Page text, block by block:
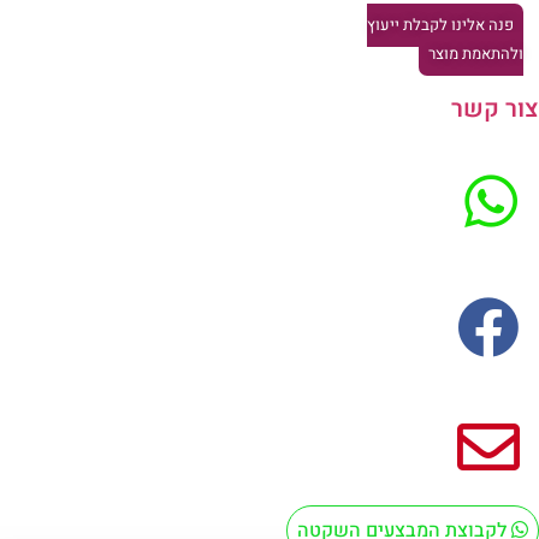
פנה אלינו לקבלת ייעוץ
מוצר
קשר
לקבוצת המבצעים השקטה